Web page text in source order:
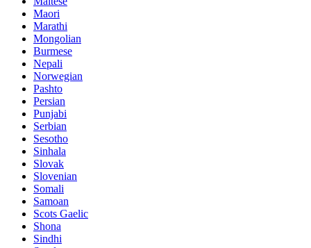
Maori
Marathi
Mongolian
Burmese
Nepali
Norwegian
Pashto
Persian
Punjabi
Serbian
Sesotho
Sinhala
Slovak
Slovenian
Somali
Samoan
Scots Gaelic
Shona
Sindhi